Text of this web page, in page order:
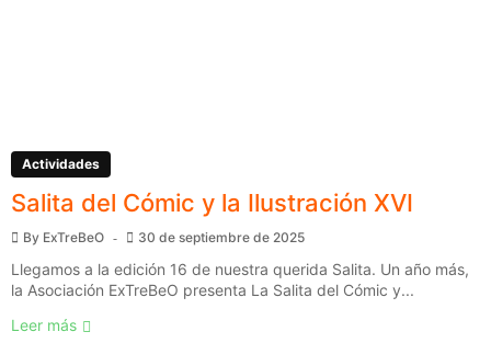
Actividades
Salita del Cómic y la Ilustración XVI
By ExTreBeO 30 de septiembre de 2025
Llegamos a la edición 16 de nuestra querida Salita. Un año más,
la Asociación ExTreBeO presenta La Salita del Cómic y...
Leer más